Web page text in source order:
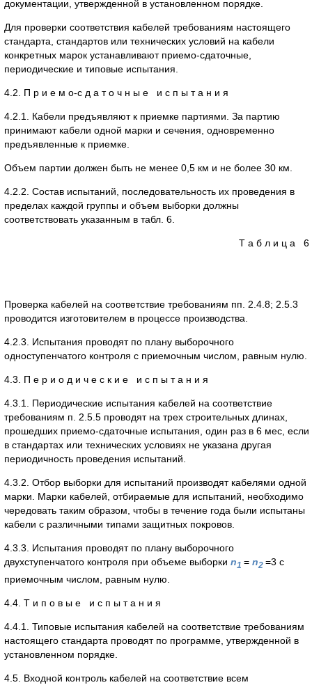
документации, утвержденной в установленном порядке.
Для проверки соответствия кабелей требованиям настоящего
стандарта, стандартов или технических условий на кабели
конкретных марок устанавливают приемо-сдаточные,
периодические и типовые испытания.
4.2. П р и е м о-с д а т о ч н ы е и с п ы т а н и я
4.2.1. Кабели предъявляют к приемке партиями. За партию
принимают кабели одной марки и сечения, одновременно
предъявленные к приемке.
Объем партии должен быть не менее 0,5 км и не более 30 км.
4.2.2. Состав испытаний, последовательность их проведения в
пределах каждой группы и объем выборки должны
соответствовать указанным в табл. 6.
Т а б л и ц а 6
Проверка кабелей на соответствие требованиям пп. 2.4.8; 2.5.3
проводится изготовителем в процессе производства.
4.2.3. Испытания проводят по плану выборочного
одноступенчатого контроля с приемочным числом, равным нулю.
4.3. П е р и о д и ч е с к и е и с п ы т а н и я
4.3.1. Периодические испытания кабелей на соответствие
требованиям п. 2.5.5 проводят на трех строительных длинах,
прошедших приемо-сдаточные испытания, один раз в 6 мес, если
в стандартах или технических условиях не указана другая
периодичность проведения испытаний.
4.3.2. Отбор выборки для испытаний производят кабелями одной
марки. Марки кабелей, отбираемые для испытаний, необходимо
чередовать таким образом, чтобы в течение года были испытаны
кабели с различными типами защитных покровов.
4.3.3. Испытания проводят по плану выборочного
двухступенчатого контроля при объеме выборки n1 = n2 =3 с
приемочным числом, равным нулю.
4.4. Т и п о в ы е и с п ы т а н и я
4.4.1. Типовые испытания кабелей на соответствие требованиям
настоящего стандарта проводят по программе, утвержденной в
установленном порядке.
4.5. Входной контроль кабелей на соответствие всем